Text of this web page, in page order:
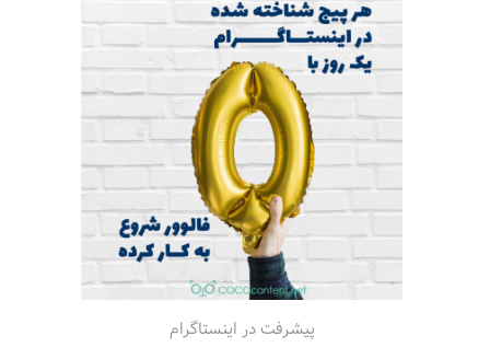
پیشرفت در اینستاگرام